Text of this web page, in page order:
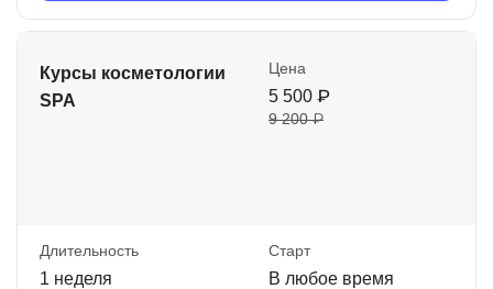
Курсы косметологии
SPA
Цена
5 500 ₽
9 200 ₽
Длительность
1 неделя
Старт
В любое время